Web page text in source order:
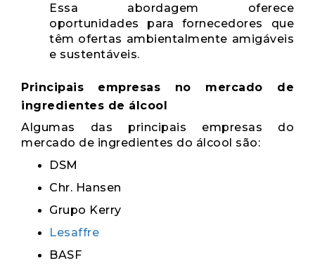
Essa abordagem oferece
oportunidades para fornecedores que
têm ofertas ambientalmente amigáveis
​​e sustentáveis.
Principais empresas no mercado de
ingredientes de álcool
Algumas das principais empresas do
mercado de ingredientes do álcool são:
DSM
Chr. Hansen
Grupo Kerry
Lesaffre
BASF